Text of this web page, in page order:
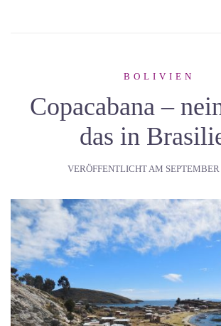
BOLIVIEN
Copacabana –
das in
VERÖFFENTLICHT AM